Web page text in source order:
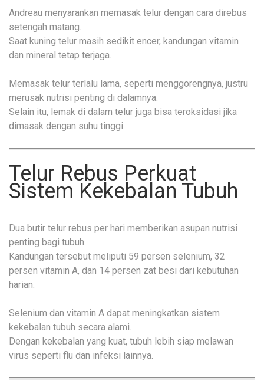
Andreau menyarankan memasak telur dengan cara direbus
setengah matang.
Saat kuning telur masih sedikit encer, kandungan vitamin
dan mineral tetap terjaga.
Memasak telur terlalu lama, seperti menggorengnya, justru
merusak nutrisi penting di dalamnya.
Selain itu, lemak di dalam telur juga bisa teroksidasi jika
dimasak dengan suhu tinggi.
Telur Rebus Perkuat
Sistem Kekebalan Tubuh
Dua butir telur rebus per hari memberikan asupan nutrisi
penting bagi tubuh.
Kandungan tersebut meliputi 59 persen selenium, 32
persen vitamin A, dan 14 persen zat besi dari kebutuhan
harian.
Selenium dan vitamin A dapat meningkatkan sistem
kekebalan tubuh secara alami.
Dengan kekebalan yang kuat, tubuh lebih siap melawan
virus seperti flu dan infeksi lainnya.